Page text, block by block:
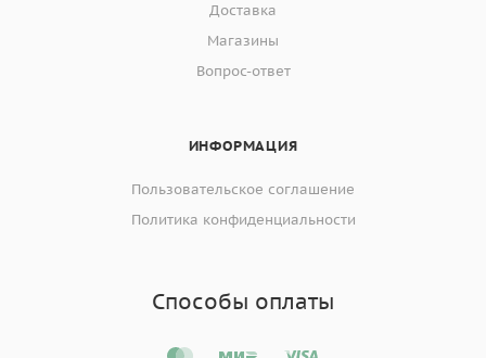
Доставка
Магазины
Вопрос-ответ
ИНФОРМАЦИЯ
Пользовательское соглашение
Политика конфиденциальности
Способы оплаты